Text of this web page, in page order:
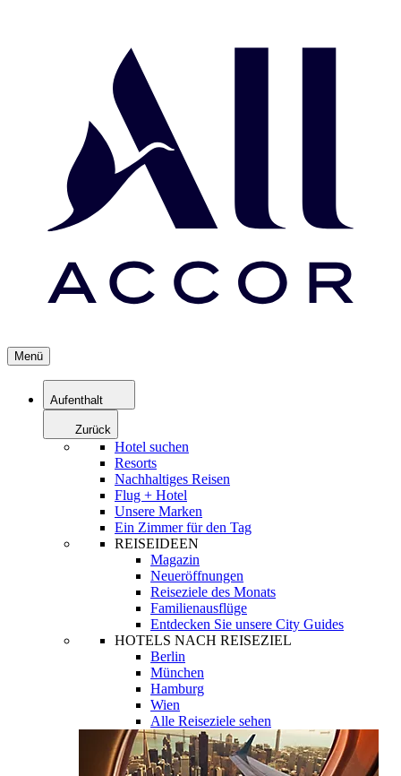
Menü
Aufenthalt
Zurück
Hotel suchen
Resorts
Nachhaltiges Reisen
Flug + Hotel
Unsere Marken
Ein Zimmer für den Tag
REISEIDEEN
Magazin
Neueröffnungen
Reiseziele des Monats
Familienausflüge
Entdecken Sie unsere City Guides
HOTELS NACH REISEZIEL
Berlin
München
Hamburg
Wien
Alle Reiseziele sehen